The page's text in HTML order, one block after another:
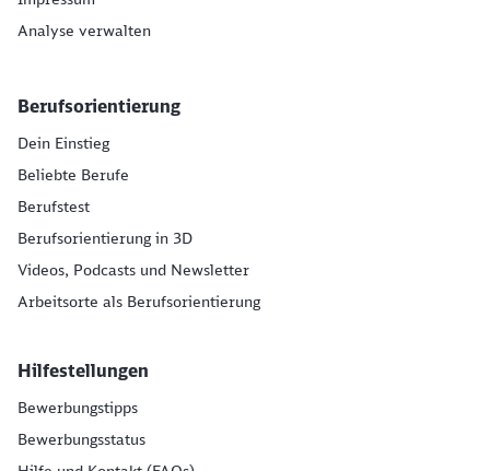
Analyse verwalten
Berufsorientierung
Dein Einstieg
Beliebte Berufe
Berufstest
Berufsorientierung in 3D
Videos, Podcasts und Newsletter
Arbeitsorte als Berufsorientierung
Hilfestellungen
Bewerbungstipps
Bewerbungsstatus